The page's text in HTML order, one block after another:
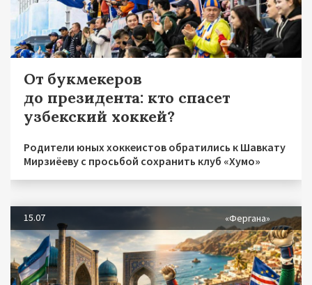
От букмекеров
до президента: кто спасет
узбекский хоккей?
Родители юных хоккеистов обратились к Шавкату
Мирзиёеву с просьбой сохранить клуб «Хумо»
15.07 «Фергана»